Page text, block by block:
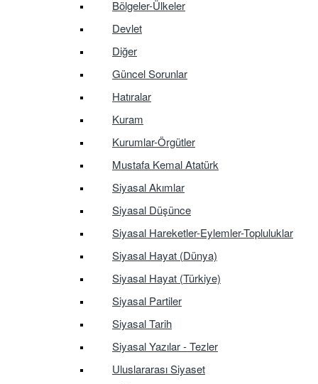
Bölgeler-Ülkeler
Devlet
Diğer
Güncel Sorunlar
Hatıralar
Kuram
Kurumlar-Örgütler
Mustafa Kemal Atatürk
Siyasal Akımlar
Siyasal Düşünce
Siyasal Hareketler-Eylemler-Topluluklar
Siyasal Hayat (Dünya)
Siyasal Hayat (Türkiye)
Siyasal Partiler
Siyasal Tarih
Siyasal Yazılar - Tezler
Uluslararası Siyaset